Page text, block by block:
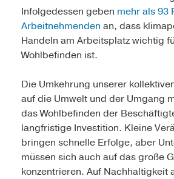
Infolgedessen geben mehr als 93
Arbeitnehmenden an, dass
Handeln am Arbeitsplatz wichtig
Wohlbefinden ist.
Die Umkehrung unserer
auf die Umwelt und der Umgang
das Wohlbefinden der
langfristige Investition. Kleine
bringen schnelle Erfolge, aber
müssen sich auch auf das große
konzentrieren. Auf Nachhaltigkeit